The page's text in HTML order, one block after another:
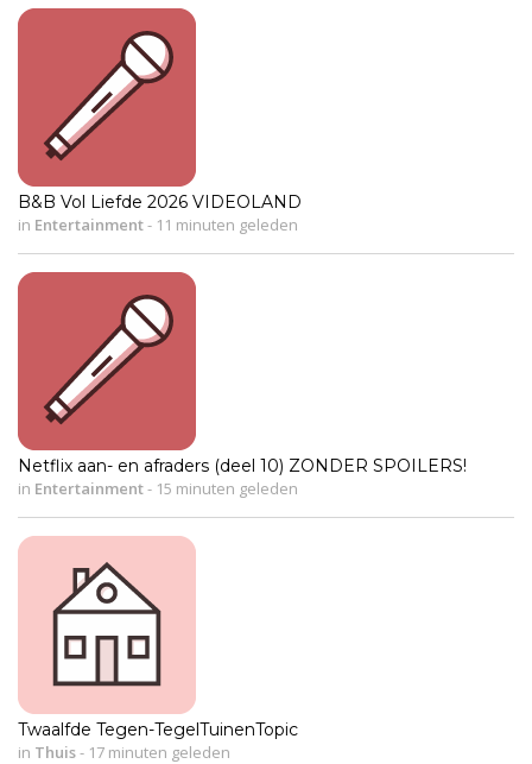
B&B Vol Liefde 2026 VIDEOLAND
in Entertainment- 11 minuten geleden
Netflix aan- en afraders (deel 10) ZONDER SPOILERS!
in Entertainment- 15 minuten geleden
Twaalfde Tegen-TegelTuinenTopic
in Thuis- 17 minuten geleden